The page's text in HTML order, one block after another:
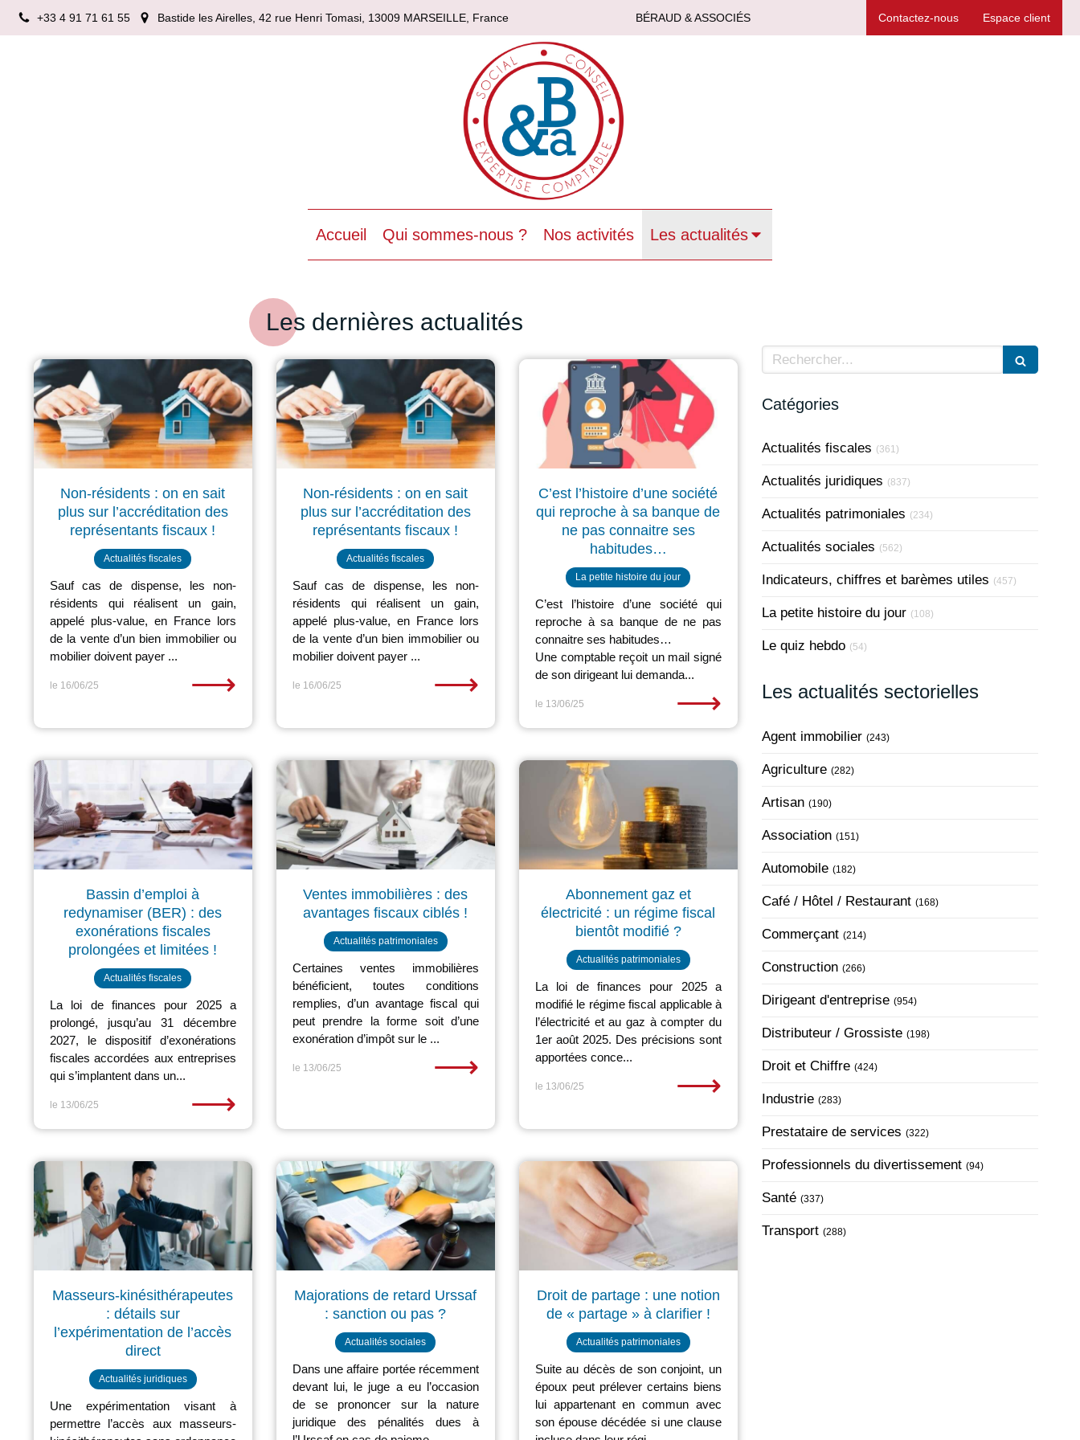
+33 4 91 71 61 55 Bastide les Airelles, 42 rue Henri Tomasi, 13009 MARSEILLE, France BÉRAUD & ASSOCIÉS Espace client
Contactez-nous
Accueil Qui sommes-nous ? Nos activités Les actualités
Les dernières actualités
Non-résidents : on en sait
plus sur l’accréditation des
représentants fiscaux !
Actualités fiscales
Sauf cas de dispense, les non-
résidents qui réalisent un gain,
appelé plus-value, en France lors
de la vente d’un bien immobilier ou
mobilier doivent payer ...
le 16/06/25 ⟶
Non-résidents : on en sait
plus sur l’accréditation des
représentants fiscaux !
Actualités fiscales
Sauf cas de dispense, les non-
résidents qui réalisent un gain,
appelé plus-value, en France lors
de la vente d’un bien immobilier ou
mobilier doivent payer ...
le 16/06/25 ⟶
C’est l’histoire d’une société
qui reproche à sa banque de
ne pas connaitre ses
habitudes…
La petite histoire du jour
C’est l’histoire d’une société qui
reproche à sa banque de ne pas
connaitre ses habitudes…
Une comptable reçoit un mail signé
de son dirigeant lui demanda...
le 13/06/25 ⟶
Bassin d’emploi à
redynamiser (BER) : des
exonérations fiscales
prolongées et limitées !
Actualités fiscales
La loi de finances pour 2025 a
prolongé, jusqu’au 31 décembre
2027, le dispositif d’exonérations
fiscales accordées aux entreprises
qui s’implantent dans un...
le 13/06/25 ⟶
Ventes immobilières : des
avantages fiscaux ciblés !
Actualités patrimoniales
Certaines ventes immobilières
bénéficient, toutes conditions
remplies, d’un avantage fiscal qui
peut prendre la forme soit d’une
exonération d’impôt sur le ...
le 13/06/25 ⟶
Abonnement gaz et
électricité : un régime fiscal
bientôt modifié ?
Actualités patrimoniales
La loi de finances pour 2025 a
modifié le régime fiscal applicable à
l’électricité et au gaz à compter du
1er août 2025. Des précisions sont
apportées conce...
le 13/06/25 ⟶
Masseurs-kinésithérapeutes
: détails sur
l’expérimentation de l’accès
direct
Actualités juridiques
Une expérimentation visant à
permettre l’accès aux masseurs-
Majorations de retard Urssaf
: sanction ou pas ?
Actualités sociales
Dans une affaire portée récemment
devant lui, le juge a eu l’occasion
de se prononcer sur la nature
juridique des pénalités dues à
Droit de partage : une notion
de « partage » à clarifier !
Actualités patrimoniales
Suite au décès de son conjoint, un
époux peut prélever certains biens
lui appartenant en commun avec
son épouse décédée si une clause
Rechercher
Catégories
Actualités fiscales (361)
Actualités juridiques (837)
Actualités patrimoniales (234)
Actualités sociales (562)
Indicateurs, chiffres et barèmes utiles (457)
La petite histoire du jour (108)
Le quiz hebdo (54)
Les actualités sectorielles
Agent immobilier (243)
Agriculture (282)
Artisan (190)
Association (151)
Automobile (182)
Café / Hôtel / Restaurant (168)
Commerçant (214)
Construction (266)
Dirigeant d'entreprise (954)
Distributeur / Grossiste (198)
Droit et Chiffre (424)
Industrie (283)
Prestataire de services (322)
Professionnels du divertissement (94)
Santé (337)
Transport (288)